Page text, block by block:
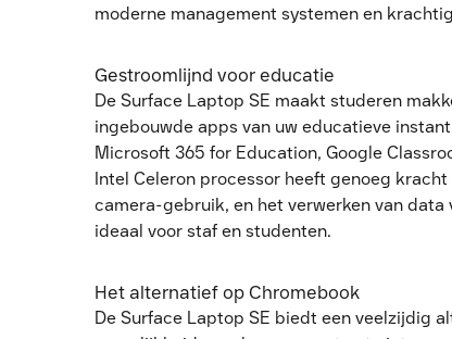
moderne management systemen en
Gestroomlijnd voor educatie
De Surface Laptop SE maakt studeren
ingebouwde apps van uw educatieve
Microsoft 365 for Education, Google
Intel Celeron processor heeft genoeg
camera-gebruik, en het verwerken van
ideaal voor staf en studenten.
Het alternatief op Chromebook
De Surface Laptop SE biedt een veelzijdig